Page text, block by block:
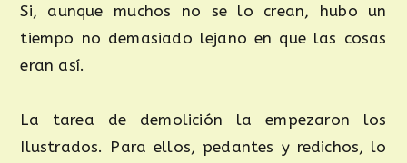
Si, aunque muchos no se lo crean, hubo un
tiempo no demasiado lejano en que las cosas
eran así.
La tarea de demolición la empezaron los
Ilustrados. Para ellos, pedantes y redichos, lo